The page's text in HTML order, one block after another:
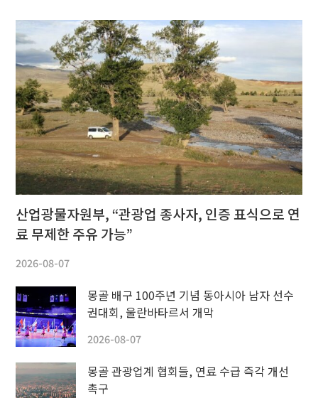
산업광물자원부, “관광업 종사자, 인증 표식으로 연
료 무제한 주유 가능”
2026-08-07
몽골 배구 100주년 기념 동아시아 남자 선수
권대회, 울란바타르서 개막
2026-08-07
몽골 관광업계 협회들, 연료 수급 즉각 개선
촉구